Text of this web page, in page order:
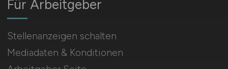
Für Arbeitgeber
Stellenanzeigen schalten
Mediadaten & Konditionen